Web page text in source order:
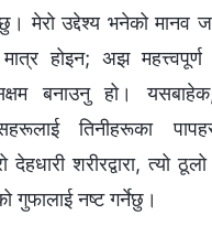
मेरो उद्देश्य भनेको मानव
मात्र होइन; अझ
बनाउनु हो।
तिनीहरूका
शरीरद्वारा, त्यो
गुफालाई नष्ट गर्नेछु।